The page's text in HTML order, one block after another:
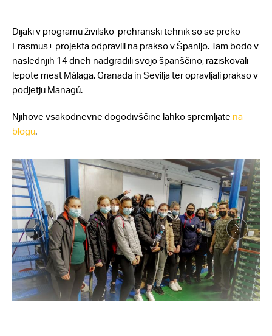
Dijaki v programu živilsko-prehranski tehnik so se preko
Erasmus+ projekta odpravili na prakso v Španijo. Tam bodo v
naslednjih 14 dneh nadgradili svojo španščino, raziskovali
lepote mest Málaga, Granada in Sevilja ter opravljali prakso v
podjetju Managú.
Njihove vsakodnevne dogodivščine lahko spremljate na
blogu.